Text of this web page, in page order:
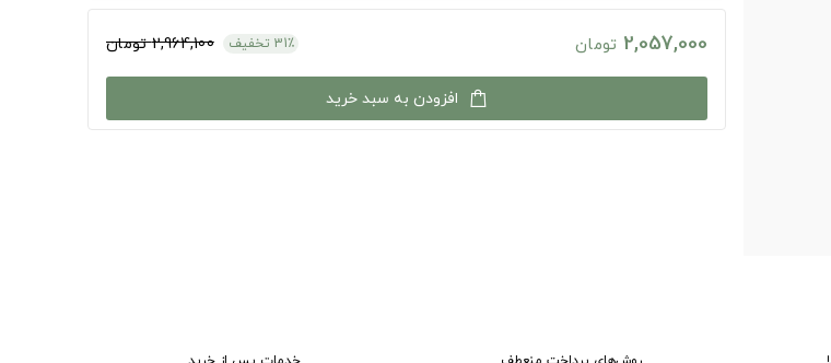
2,057,000 تومان 31٪ تخفیف 2,964,100 تومان
افزودن به سبد خرید